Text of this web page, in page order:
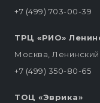
+7 (499) 703-00-39
ТРЦ «РИО»
Москва, Ленинский
+7 (499) 350-80-65
ТОЦ «Эврика»